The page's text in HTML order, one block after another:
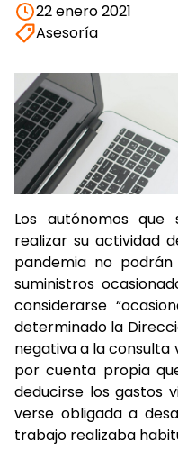
22 enero 2021
Asesoría
Los autónomos
realizar su actividad
pandemia no
suministros
considerarse
determinado la
negativa a la
por cuenta propia
deducirse los gastos
verse obligada a
trabajo realizaba